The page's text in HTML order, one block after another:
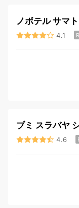
ノボテル サマ
4.1
ブミ スラバヤ
4.6